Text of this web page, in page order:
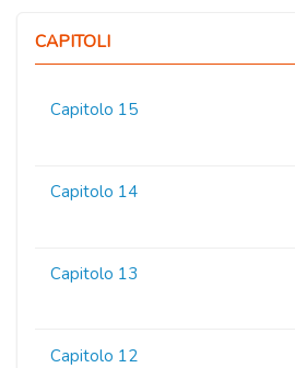
CAPITOLI
Capitolo 15
Capitolo 14
Capitolo 13
Capitolo 12